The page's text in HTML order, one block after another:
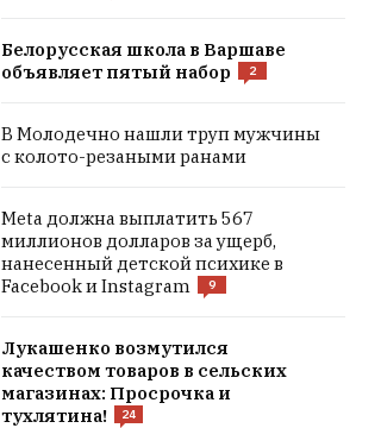
Белорусская школа в Варшаве
объявляет пятый набор
2
В Молодечно нашли труп мужчины
с колото-резаными ранами
Meta должна выплатить 567
миллионов долларов за ущерб,
нанесенный детской психике в
Facebook и Instagram
9
Лукашенко возмутился
качеством товаров в сельских
магазинах: Просрочка и
тухлятина!
24